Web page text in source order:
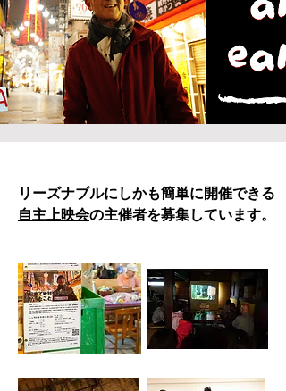
リーズナブルにしかも簡単に開催できる
自主上映会の主催者を募集しています。